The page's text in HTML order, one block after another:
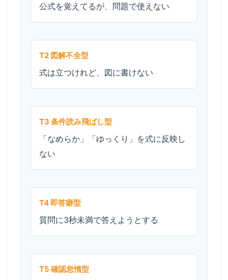
公式を覚えてるが、問題で使えない
T2 図解不全型
式は立つけれど、図に書けない
T3 条件読み飛ばし型
「なめらか」「ゆっくり」を式に反映し
ない
T4 即答癖型
質問に3秒未満で答えようとする
T5 確認怠惰型